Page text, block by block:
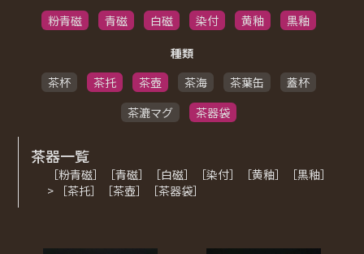
粉青磁
青磁 白磁 染付 黄釉
黒釉
種類
茶杯
茶托 茶壺 茶海 茶葉缶
蓋杯
茶漉マグ
茶器袋
茶器一覧
［粉青磁］［青磁］［白磁］［染付］［黄釉］［黒釉］
> ［茶托］［茶壺］［茶器袋］